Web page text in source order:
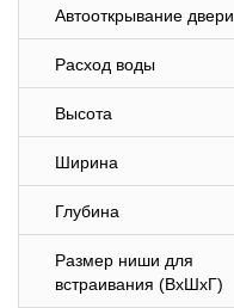
Автооткрывание двери
Расход воды
Высота
Ширина
Глубина
Размер ниши для
встраивания (ВхШхГ)